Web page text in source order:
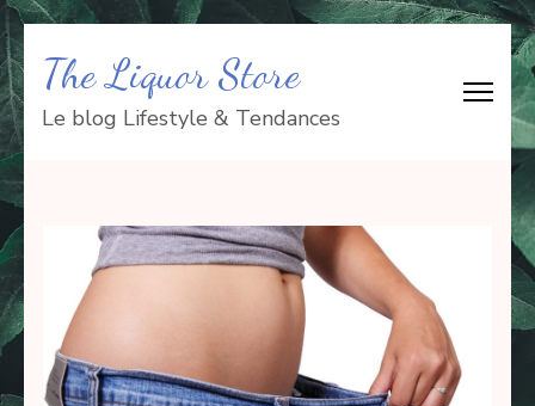
Aller
au
contenu
(Pressez
Entrée)
The Liquor Store
Le blog Lifestyle & Tendances